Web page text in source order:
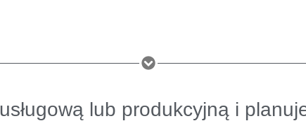
lub produkcyjną i